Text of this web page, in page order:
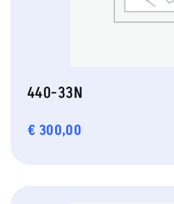
440-33N
€ 300,00